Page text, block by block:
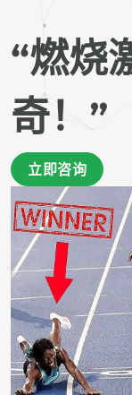
“燃烧
奇！”
立即咨询